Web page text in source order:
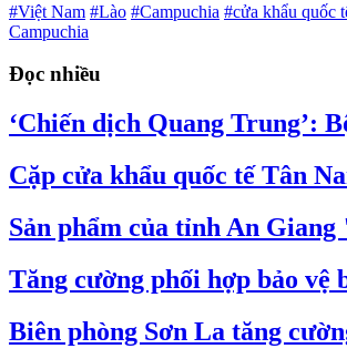
#Việt Nam #Lào #Campuchia #cửa khẩu quốc
Campuchia
Đọc nhiều
‘Chiến dịch Quang Trung’:
Cặp cửa khẩu quốc tế Tân
Sản phẩm của tỉnh An
Tăng cường phối hợp bảo vệ
Biên phòng Sơn La tăng